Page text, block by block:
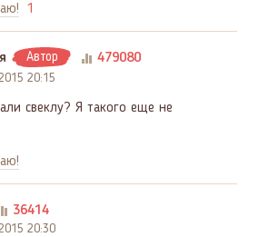
1
Автор 479080
20:15
свеклу? Я такого еще не
36414
20:30